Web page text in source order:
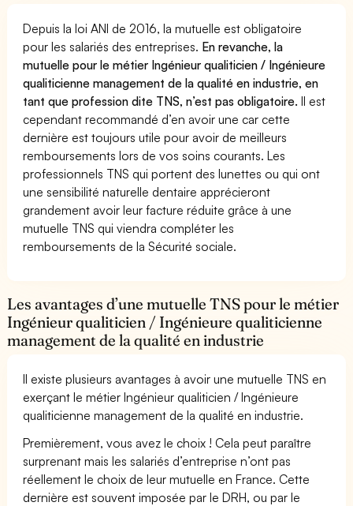
Depuis la loi ANI de 2016, la mutuelle est obligatoire
pour les salariés des entreprises. En revanche, la
mutuelle pour le métier Ingénieur qualiticien / Ingénieure
qualiticienne management de la qualité en industrie, en
tant que profession dite TNS, n’est pas obligatoire.Il est
cependant recommandé d’en avoir une car cette
dernière est toujours utile pour avoir de meilleurs
remboursements lors de vos soins courants. Les
professionnels TNS qui portent des lunettes ou qui ont
une sensibilité naturelle dentaire apprécieront
grandement avoir leur facture réduite grâce à une
mutuelle TNS qui viendra compléter les
remboursements de la Sécurité sociale.
Les avantages d’une mutuelle TNS pour le métier
Ingénieur qualiticien / Ingénieure qualiticienne
management de la qualité en industrie
Il existe plusieurs avantages à avoir une mutuelle TNS en
exerçant le métier Ingénieur qualiticien / Ingénieure
qualiticienne management de la qualité en industrie.
Premièrement, vous avez le choix ! Cela peut paraître
surprenant mais les salariés d’entreprise n’ont pas
réellement le choix de leur mutuelle en France. Cette
dernière est souvent imposée par le DRH, ou par le